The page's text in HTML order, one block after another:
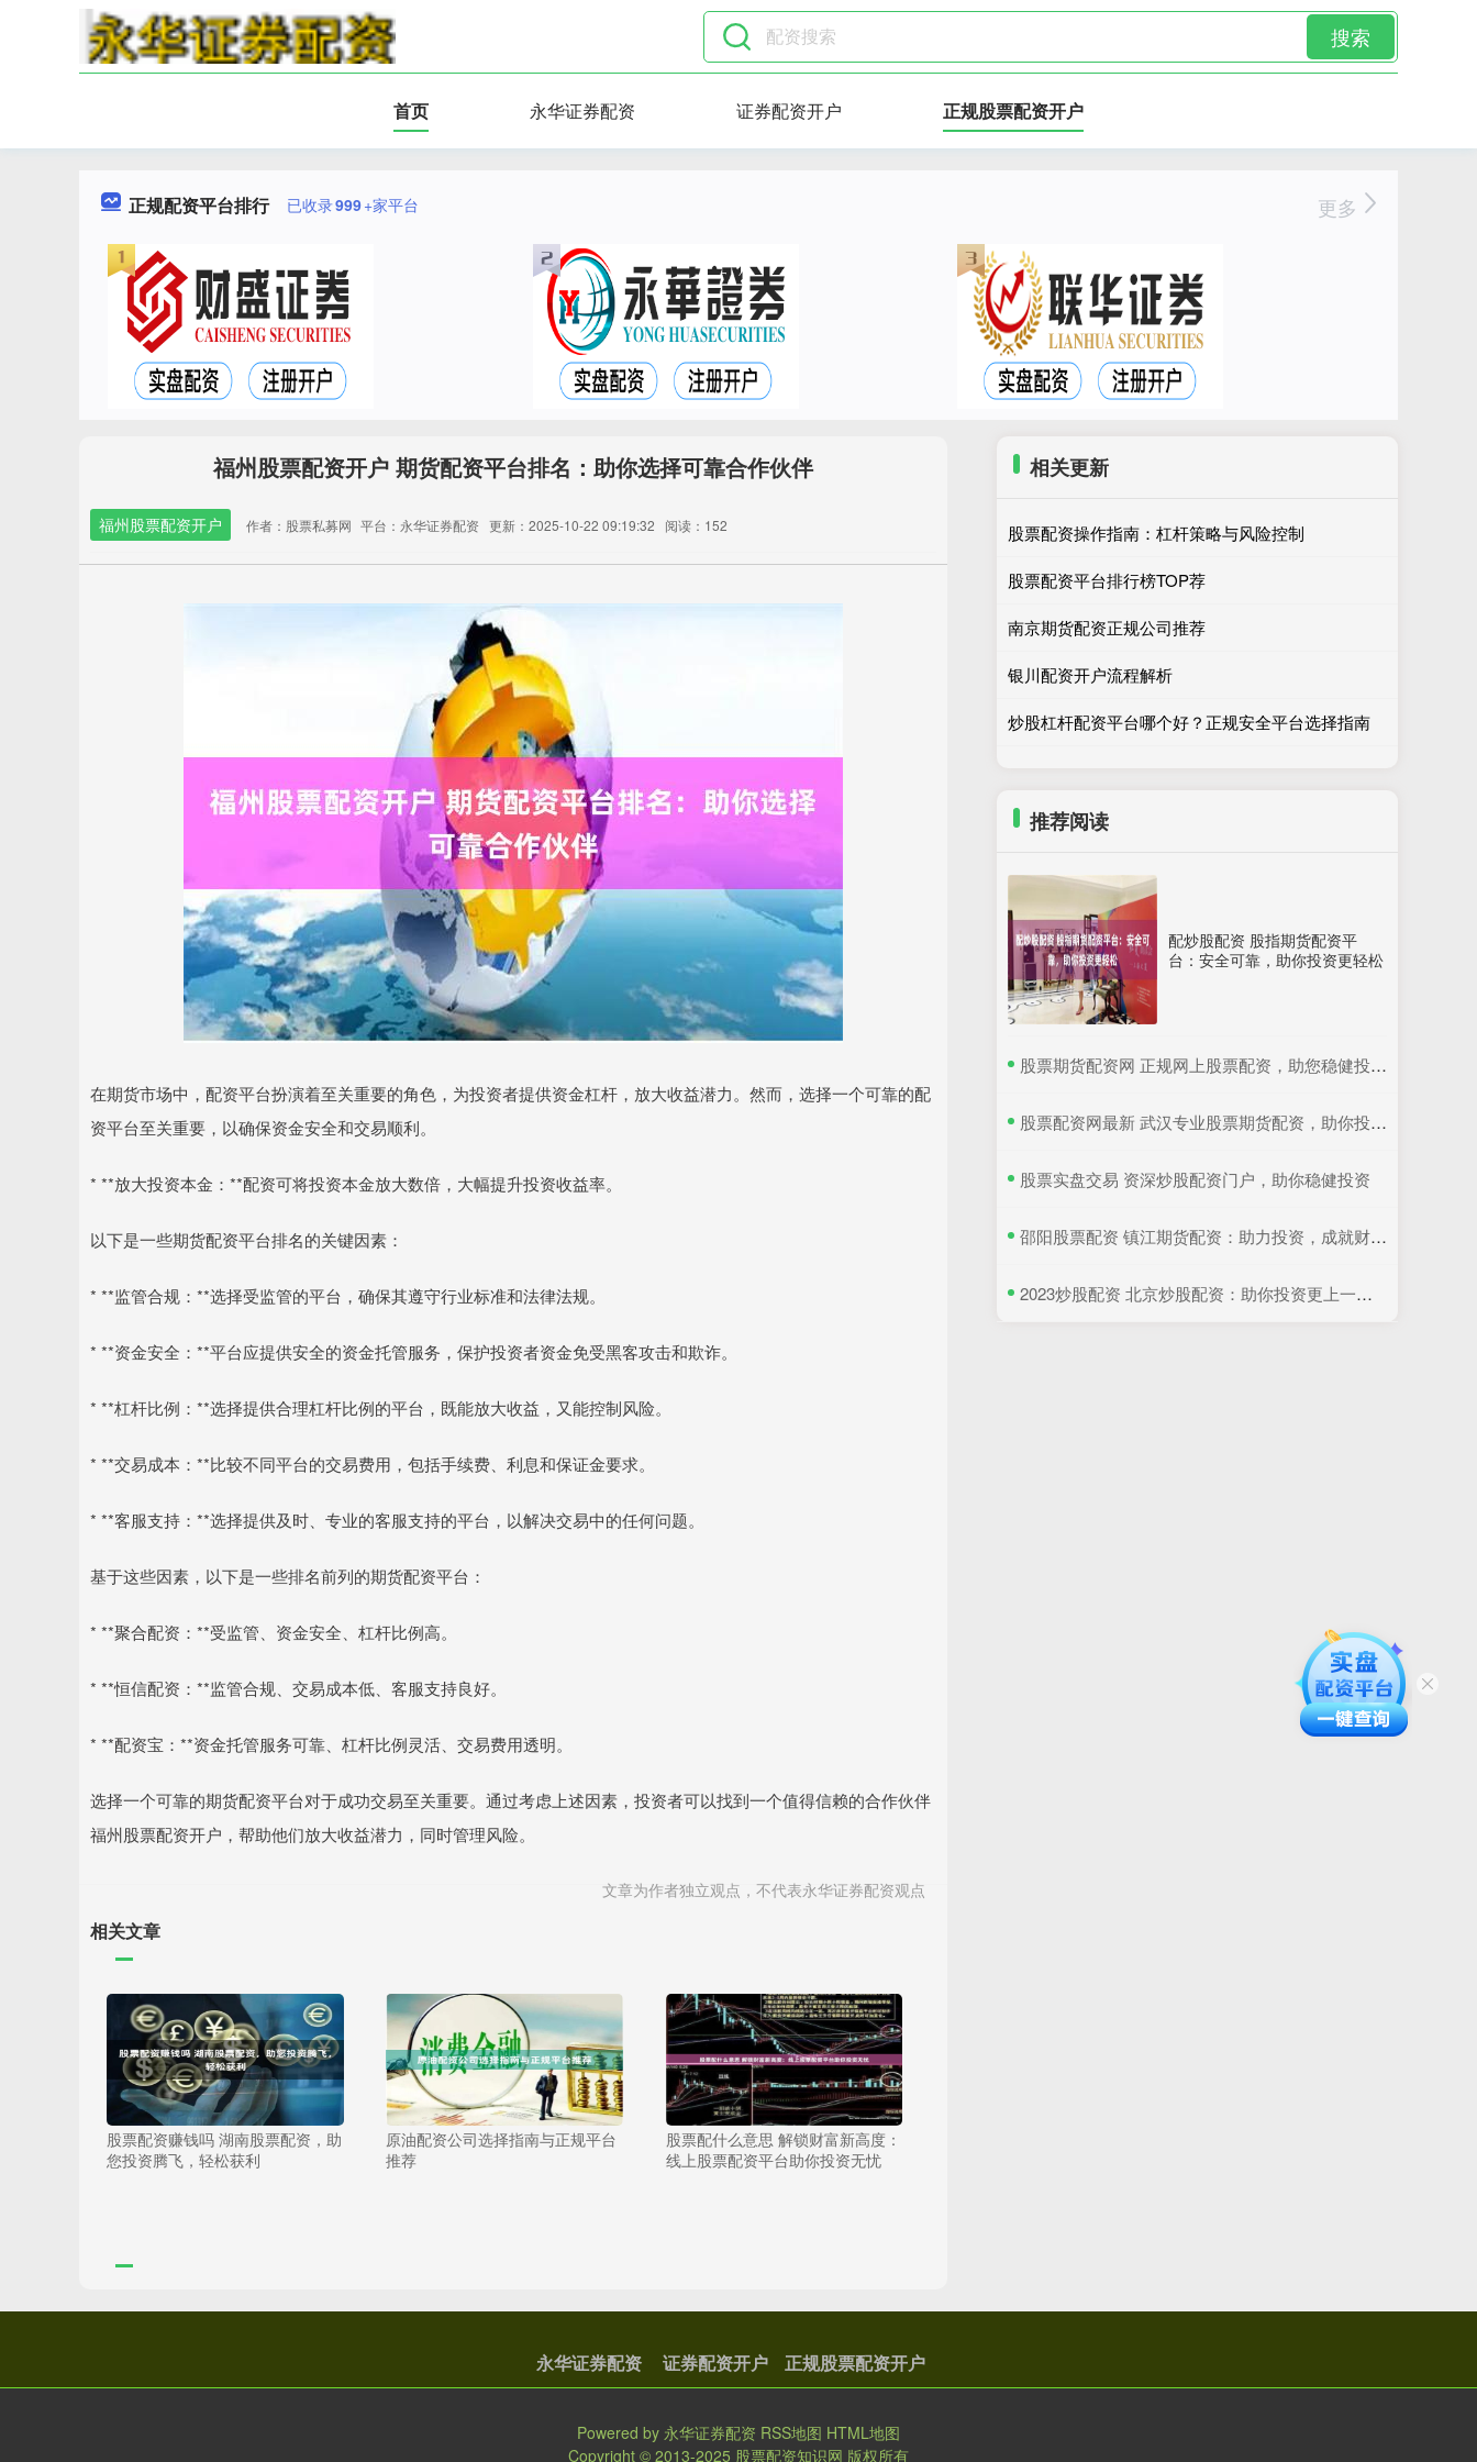
搜索
首页 永华证券配资 证券配资开户 正规股票配资开户
正规配资平台排行 已收录999+家平台 更多
福州股票配资开户 期货配资平台排名：助你选择可靠合作伙伴
福州股票配资开户 作者：股票私募网 平台：永华证券配资 更新：2025-10-22 09:19:32 阅读：152
在期货市场中，配资平台扮演着至关重要的角色，为投资者提供资金杠杆，放大收益潜力。然而，选择一个可靠的配
资平台至关重要，以确保资金安全和交易顺利。
* **放大投资本金：**配资可将投资本金放大数倍，大幅提升投资收益率。
以下是一些期货配资平台排名的关键因素：
* **监管合规：**选择受监管的平台，确保其遵守行业标准和法律法规。
* **资金安全：**平台应提供安全的资金托管服务，保护投资者资金免受黑客攻击和欺诈。
* **杠杆比例：**选择提供合理杠杆比例的平台，既能放大收益，又能控制风险。
* **交易成本：**比较不同平台的交易费用，包括手续费、利息和保证金要求。
* **客服支持：**选择提供及时、专业的客服支持的平台，以解决交易中的任何问题。
基于这些因素，以下是一些排名前列的期货配资平台：
* **聚合配资：**受监管、资金安全、杠杆比例高。
* **恒信配资：**监管合规、交易成本低、客服支持良好。
* **配资宝：**资金托管服务可靠、杠杆比例灵活、交易费用透明。
选择一个可靠的期货配资平台对于成功交易至关重要。通过考虑上述因素，投资者可以找到一个值得信赖的合作伙伴
福州股票配资开户，帮助他们放大收益潜力，同时管理风险。
文章为作者独立观点，不代表永华证券配资观点
相关文章
股票配资赚钱吗 湖南股票配资，助
您投资腾飞，轻松获利
原油配资公司选择指南与正规平台
推荐
股票配什么意思 解锁财富新高度：
线上股票配资平台助你投资无忧
相关更新
股票配资操作指南：杠杆策略与风险控制
股票配资平台排行榜TOP荐
南京期货配资正规公司推荐
银川配资开户流程解析
炒股杠杆配资平台哪个好？正规安全平台选择指南
推荐阅读
配炒股配资 股指期货配资平
台：安全可靠，助你投资更轻松
​股票期货配资网 正规网上股票配资，助您稳健投资，倍增收益
​股票配资网最新 武汉专业股票期货配资，助你投资更轻松
​股票实盘交易 资深炒股配资门户，助你稳健投资
​邵阳股票配资 镇江期货配资：助力投资，成就财富梦想
​2023炒股配资 北京炒股配资：助你投资更上一层楼
永华证券配资 证券配资开户 正规股票配资开户
Powered by 永华证券配资 RSS地图 HTML地图
Copyright © 2013-2025 股票配资知识网 版权所有